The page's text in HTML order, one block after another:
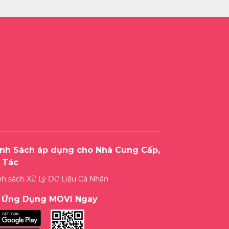
Sách áp dụng cho Nhà Cung Cấp,
sách Xử Lý Dữ Liệu Cá Nhân
Dụng MOVI Ngay